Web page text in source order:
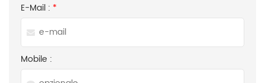
E-Mail : *
Mobile :